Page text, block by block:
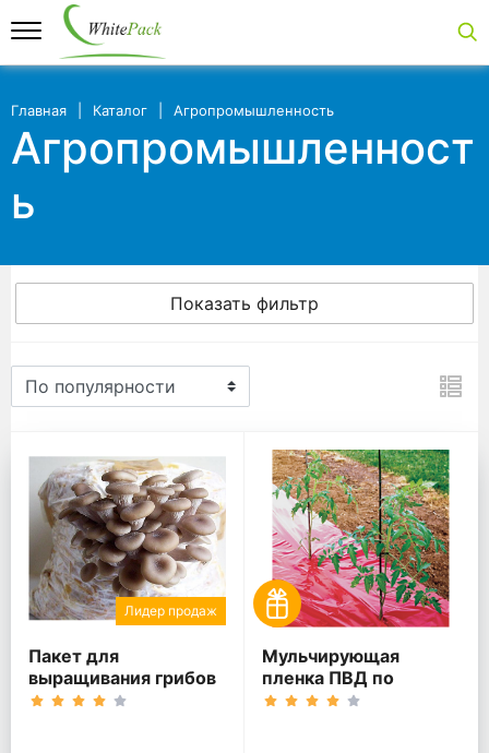
Главная Каталог Агропромышленность
Агропромышленност
ь
Показать фильтр
Агропромышленность
Лидер продаж
Пакет для
выращивания грибов
Мульчирующая
пленка ПВД по
Вашему запросу